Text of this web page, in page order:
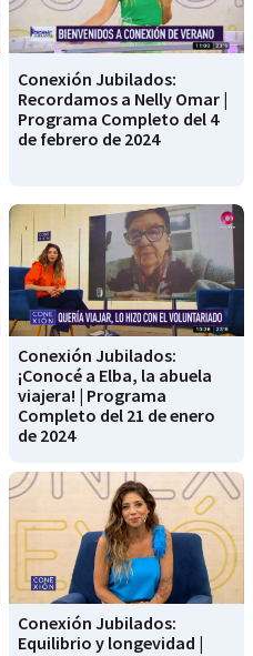
Conexión Jubilados:
Recordamos a Nelly Omar |
Programa Completo del 4
de febrero de 2024
Conexión Jubilados:
¡Conocé a Elba, la abuela
viajera! | Programa
Completo del 21 de enero
de 2024
Conexión Jubilados:
Equilibrio y longevidad |